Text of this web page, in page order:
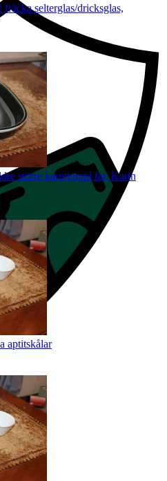
selterglas/dricksglas,
större karott/uppl fat, Karin
aptitskålar